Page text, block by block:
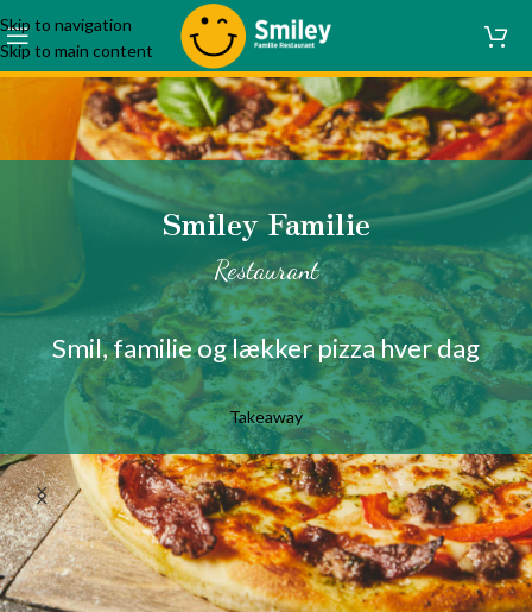
Skip to navigation
Skip to main content
Smiley Familie
Restaurant
Smil, familie og lækker pizza hver dag
Takeaway